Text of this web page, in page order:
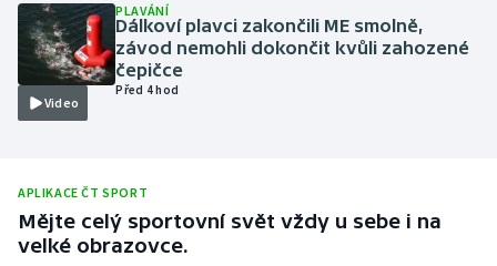
Plážový volejbal
Ragby
Rychlostní kanoistika
Short track
Video
PLAVÁNÍ
Dálkoví plavci zakončili ME smolně,
závod nemohli dokončit kvůli zahozené
čepičce
Před 4 hod
APLIKACE ČT SPORT
Mějte celý sportovní svět vždy u sebe i na
velké obrazovce.